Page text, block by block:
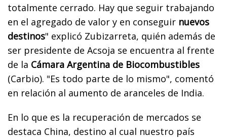
totalmente cerrado. Hay que seguir trabajando
en el agregado de valor y en conseguir nuevos
destinos" explicó Zubizarreta, quién además de
ser presidente de Acsoja se encuentra al frente
de la Cámara Argentina de Biocombustibles
(Carbio). "Es todo parte de lo mismo", comentó
en relación al aumento de aranceles de India.
En lo que es la recuperación de mercados se
destaca China, destino al cual nuestro país